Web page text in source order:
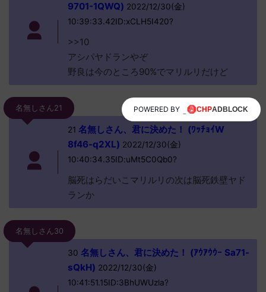
9701-1QWQ) 2022/12/30(金)
10:39:33.42ID:xCLH5I420?
>>10
アシパヤドランやぞ
野良は今のところ90%でマリルリだけど
名無しさん21
21 名無しさん、君に決めた！ (ﾜｯﾁｮｲW
8f46-q2XL) 2022/12/30(金)
10:40:34.35ID:uMt5C0Qb0?
脳死はらだいこマリルリの次は脳死鉄壁ヤド
ランか
名無しさん30
30 名無しさん、君に決めた！ (ｱｳｱｳｳｰ Sa71-
sQkH) 2022/12/30(金)
10:41:51.15ID:3BhUWUzla?
POWERED BY